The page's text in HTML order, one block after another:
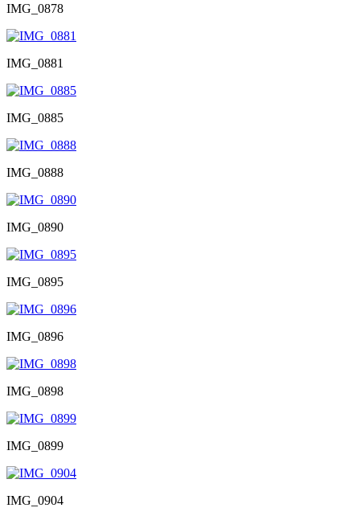
IMG_0878
IMG_0881
IMG_0885
IMG_0888
IMG_0890
IMG_0895
IMG_0896
IMG_0898
IMG_0899
IMG_0904